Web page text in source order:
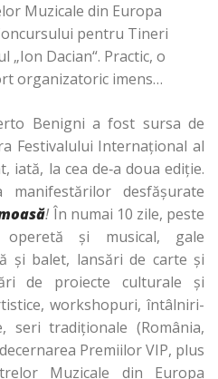
Muzicale din Europa
pentru Tineri
Dacian“. Practic, o
organizatoric imens…
Benigni a fost sursa de
Festivalului Internaţional al
iată, la cea de‑a doua ediţie.
manifestărilor desfăşurate
!În numai 10 zile, peste
şi musical, gale
şi balet, lansări de carte şi
de
proiecte culturale şi
workshopuri, întâlniri-
seri tradiţionale (România,
Premiilor VIP, plus
Muzicale din Europa